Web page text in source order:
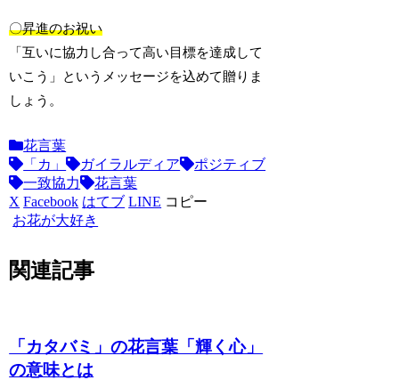
〇昇進のお祝い
「互いに協力し合って高い目標を達成して
いこう」というメッセージを込めて贈りま
しょう。
花言葉
「カ」
ガイラルディア
ポジティブ
一致協力
花言葉
X Facebook はてブ LINE コピー
お花が大好き
関連記事
「カタバミ」の花言葉「輝く心」
の意味とは